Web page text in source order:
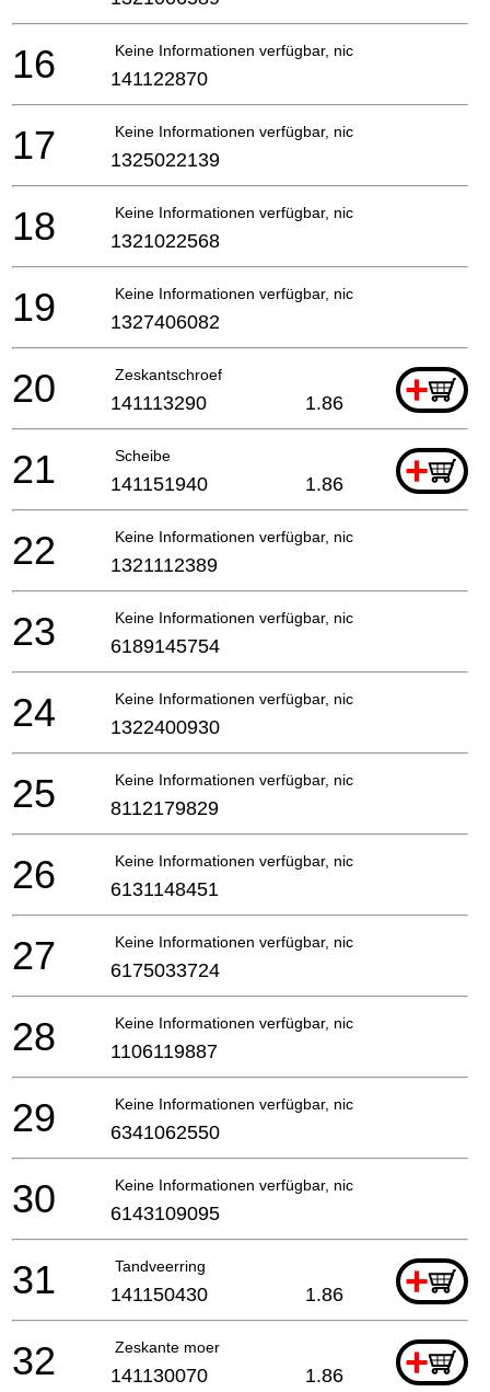
Keine Informationen verfügbar, nicht bestellbar
16 141122870
Keine Informationen verfügbar, nicht bestellbar
17 1325022139
Keine Informationen verfügbar, nicht bestellbar
18 1321022568
Keine Informationen verfügbar, nicht bestellbar
19 1327406082
Zeskantschroef +
20 141113290 1.86
Scheibe +
21 141151940 1.86
Keine Informationen verfügbar, nicht bestellbar
22 1321112389
Keine Informationen verfügbar, nicht bestellbar
23 6189145754
Keine Informationen verfügbar, nicht bestellbar
24 1322400930
Keine Informationen verfügbar, nicht bestellbar
25 8112179829
Keine Informationen verfügbar, nicht bestellbar
26 6131148451
Keine Informationen verfügbar, nicht bestellbar
27 6175033724
Keine Informationen verfügbar, nicht bestellbar
28 1106119887
Keine Informationen verfügbar, nicht bestellbar
29 6341062550
Keine Informationen verfügbar, nicht bestellbar
30 6143109095
Tandveerring +
31 141150430 1.86
Zeskante moer +
32 141130070 1.86